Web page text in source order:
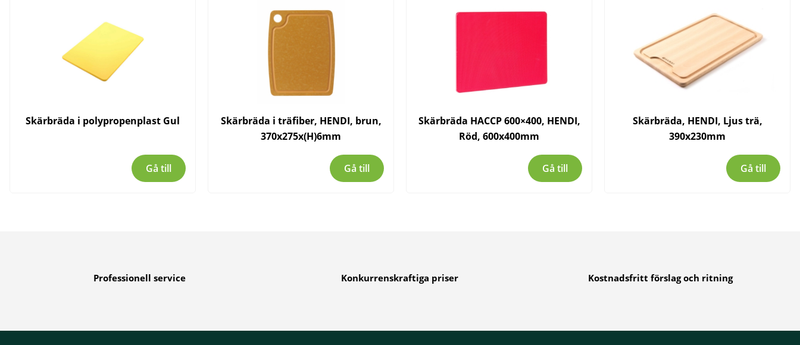
Skärbräda i polypropenplast Gul
Gå till
Skärbräda i träfiber, HENDI, brun,
370x275x(H)6mm
Gå till
Skärbräda HACCP 600×400, HENDI,
Röd, 600x400mm
Gå till
Skärbräda, HENDI, Ljus trä,
390x230mm
Gå till
Professionell service Konkurrenskraftiga priser Kostnadsfritt förslag och ritning